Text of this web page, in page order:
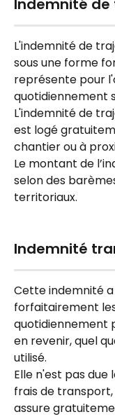
L'indemnité de
sous une forme
représente pour
quotidiennement
L'indemnité de
est logé
chantier ou à
Le montant de
selon des
territoriaux.
Indemnité
Cette indemnité
forfaitairement
quotidiennement
en revenir, quel
utilisé.
Elle n'est pas due
frais de
assure